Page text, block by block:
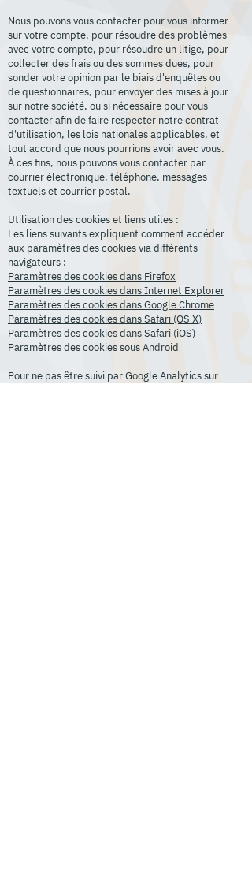
Nous pouvons vous contacter pour vous informer
sur votre compte, pour résoudre des problèmes
avec votre compte, pour résoudre un litige, pour
collecter des frais ou des sommes dues, pour
sonder votre opinion par le biais d'enquêtes ou
de questionnaires, pour envoyer des mises à jour
sur notre société, ou si nécessaire pour vous
contacter afin de faire respecter notre contrat
d'utilisation, les lois nationales applicables, et
tout accord que nous pourrions avoir avec vous.
À ces fins, nous pouvons vous contacter par
courrier électronique, téléphone, messages
textuels et courrier postal.
Utilisation des cookies et liens utiles :
Les liens suivants expliquent comment accéder
aux paramètres des cookies via différents
navigateurs :
Paramètres des cookies dans Firefox
Paramètres des cookies dans Internet Explorer
Paramètres des cookies dans Google Chrome
Paramètres des cookies dans Safari (OS X)
Paramètres des cookies dans Safari (iOS)
Paramètres des cookies sous Android
Pour ne pas être suivi par Google Analytics sur